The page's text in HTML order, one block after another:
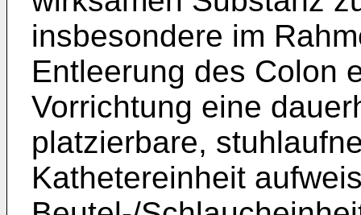
insbesondere im
Entleerung des Colon
Vorrichtung eine
platzierbare,
Kathetereinheit